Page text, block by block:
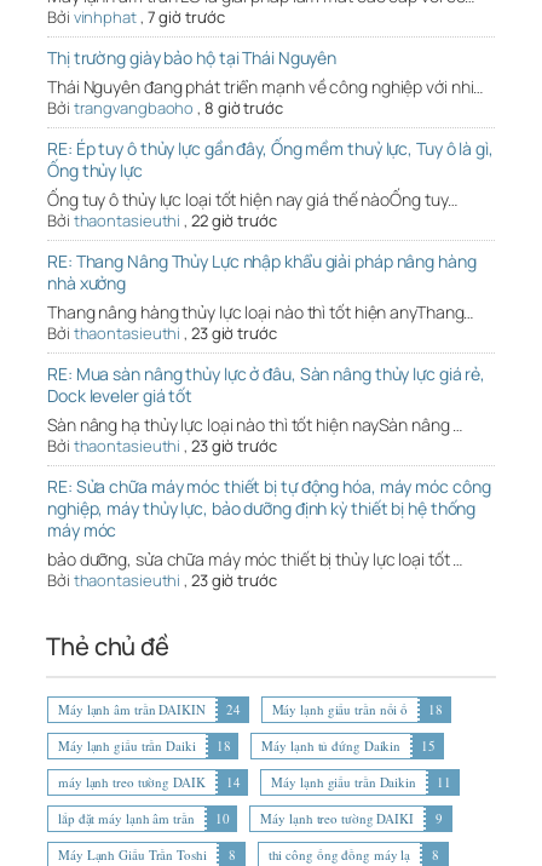
Bởi vinhphat, 7 giờ trước
Thị trường giày bảo hộ tại Thái Nguyên
Thái Nguyên đang phát triển mạnh về công nghiệp với nhi…
Bởi trangvangbaoho , 8 giờ trước
RE: Ép tuy ô thủy lực gần đây, Ống mềm thuỷ lực, Tuy ô là gì,
Ống thủy lực
Ống tuy ô thủy lực loại tốt hiện nay giá thế nàoỐng tuy…
Bởi thaontasieuthi , 22 giờ trước
RE: Thang Nâng Thủy Lực nhập khẩu giải pháp nâng hàng
nhà xưởng
Thang nâng hàng thủy lực loại nào thì tốt hiện anyThang…
Bởi thaontasieuthi , 23 giờ trước
RE: Mua sàn nâng thủy lực ở đâu, Sàn nâng thủy lực giá rẻ,
Dock leveler giá tốt
Sàn nâng hạ thủy lực loại nào thì tốt hiện naySàn nâng …
Bởi thaontasieuthi , 23 giờ trước
RE: Sửa chữa máy móc thiết bị tự động hóa, máy móc công
nghiệp, máy thủy lực, bảo dưỡng định kỳ thiết bị hệ thống
máy móc
bảo dưỡng, sửa chữa máy móc thiết bị thủy lực loại tốt …
Bởi thaontasieuthi , 23 giờ trước
Thẻ chủ đề
Máy lạnh âm trần DAIKIN 24 Máy lạnh giấu trần nối ố
18
Máy lạnh giấu trần Daiki
18 Máy lạnh tủ đứng Daikin
15
máy lạnh treo tường DAIK
14 Máy lạnh giấu trần Daikin
11
lắp đặt máy lạnh âm trần
10 Máy lạnh treo tường DAIKI
9
Máy Lạnh Giấu Trần Toshi
8 thi công ống đồng máy lạ
8